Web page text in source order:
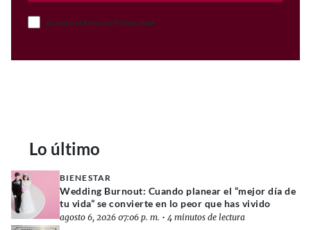
Acepto el Aviso de Privacidad
Lo último
BIENESTAR
Wedding Burnout: Cuando planear el “mejor día de
tu vida” se convierte en lo peor que has vivido
agosto 6, 2026 07:06 p. m. • 4 minutos de lectura